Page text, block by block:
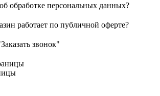
обработке персональных данных?
работает по публичной оферте?
звонок"